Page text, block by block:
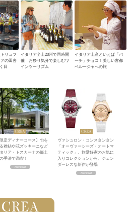
リュフ
の田舎
日
イタリア全土20州で同時開
催 お祭り気分で楽しむワ
インツーリズム
イタリア土産といえば「バ
ーチ」チョコ！美しい古都
ペルージャへの旅
限定ディナーコース】旬を
稚鮎や花ズッキーニなど
リア・トスカーナの郷土
手法で満喫！
ヴァシュロン・コンスタンタン
「オーヴァーシーズ・オートマ
ティック」。旅愛好家のお気に
入りコレクションから、ジェン
ダーレスな新作が登場